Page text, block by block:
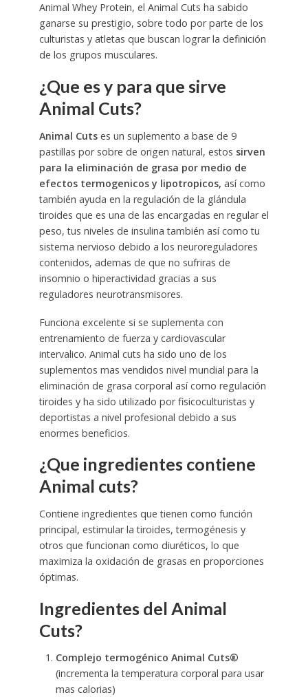
Animal Whey Protein, el Animal Cuts ha sabido
ganarse su prestigio, sobre todo por parte de los
culturistas y atletas que buscan lograr la definición
de los grupos musculares.
¿Que es y para que sirve
Animal Cuts?
Animal Cutses un suplemento a base de 9
pastillas por sobre de origen natural, estos sirven
para la eliminación de grasa por medio de
efectos termogenicos y lipotropicos, así como
también ayuda en la regulación de la glándula
tiroides que es una de las encargadas en regular el
peso, tus niveles de insulina también así como tu
sistema nervioso debido a los neuroreguladores
contenidos, ademas de que no sufriras de
insomnio o hiperactividad gracias a sus
reguladores neurotransmisores.
Funciona excelente si se suplementa con
entrenamiento de fuerza y cardiovascular
intervalico. Animal cuts ha sido uno de los
suplementos mas vendidos nivel mundial para la
eliminación de grasa corporal así como regulación
tiroides y ha sido utilizado por fisicoculturistas y
deportistas a nivel profesional debido a sus
enormes beneficios.
¿Que ingredientes contiene
Animal cuts?
Contiene ingredientes que tienen como función
principal, estimular la tiroides, termogénesis y
otros que funcionan como diuréticos, lo que
maximiza la oxidación de grasas en proporciones
óptimas.
Ingredientes del Animal
Cuts?
Complejo termogénico Animal Cuts®
(incrementa la temperatura corporal para usar
mas calorias)